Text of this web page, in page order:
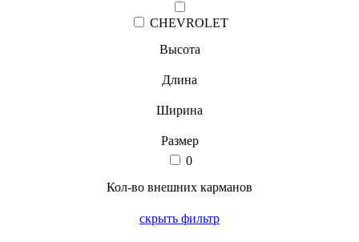
CHEVROLET
Высота
Длина
Ширина
Размер
0
Кол-во внешних карманов
скрыть фильтр